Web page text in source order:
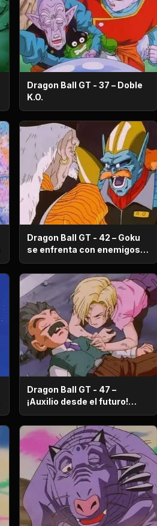
Dragon Ball GT - 37 – Doble
K.O.
Dragon Ball GT - 42 – Goku
se enfrenta con enemigos
poderosos del infierno
Dragon Ball GT - 47 –
¡Auxilio desde el futuro!
Aparece un nuevo enemigo
oscuro